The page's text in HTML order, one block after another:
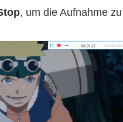
, um die Aufnahme